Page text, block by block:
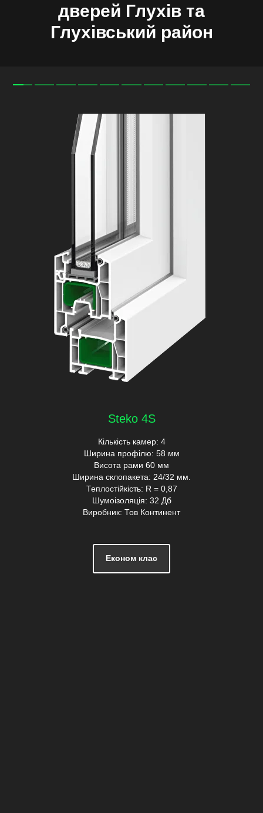
дверей Глухів та
Глухівський район
Steko 4S
Кількість камер: 4
Ширина профілю: 58 мм
Висота рами 60 мм
Ширина склопакета: 24/32 мм.
Теплостійкість: R = 0,87
Шумоізоляція: 32 Дб
Виробник: Тов Континент
Економ клас